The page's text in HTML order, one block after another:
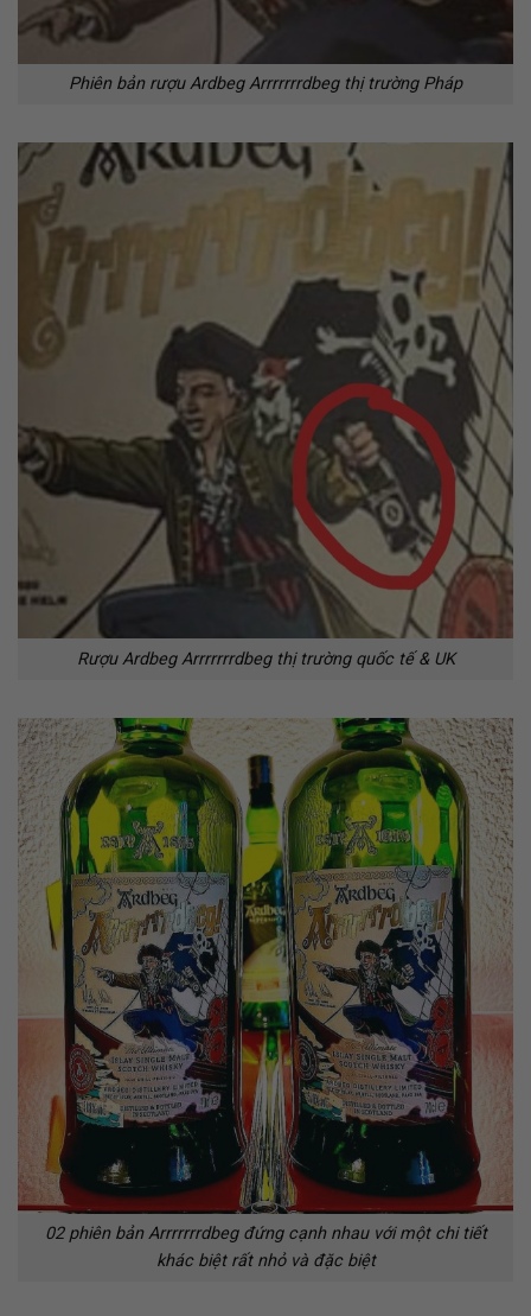
Phiên bản rượu Ardbeg Arrrrrrrdbeg thị trường Pháp
Rượu Ardbeg Arrrrrrrdbeg thị trường quốc tế & UK
02 phiên bản Arrrrrrrdbeg đứng cạnh nhau với một chi tiết
khác biệt rất nhỏ và đặc biệt